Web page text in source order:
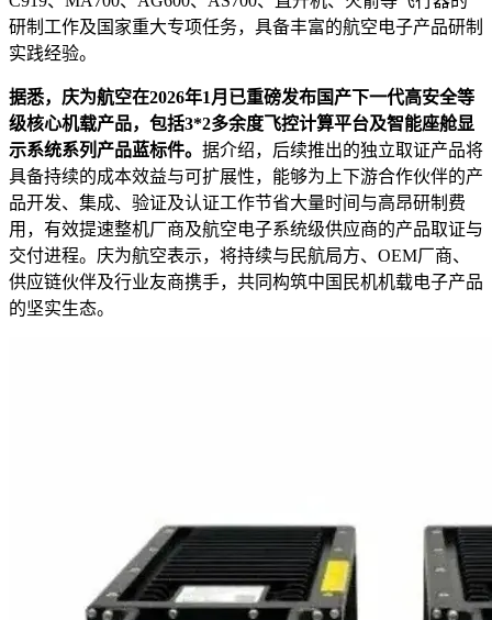
研制工作及国家重大专项任务，具备丰富的航空电子产品研制
实践经验。
据悉，庆为航空在2026年1月已重磅发布国产下一代高安全等
级核心机载产品，包括3*2多余度飞控计算平台及智能座舱显
示系统系列产品蓝标件。 据介绍，后续推出的独立取证产品将
具备持续的成本效益与可扩展性，能够为上下游合作伙伴的产
品开发、集成、验证及认证工作节省大量时间与高昂研制费
用，有效提速整机厂商及航空电子系统级供应商的产品取证与
交付进程。庆为航空表示，将持续与民航局方、OEM厂商、
供应链伙伴及行业友商携手，共同构筑中国民机机载电子产品
的坚实生态。